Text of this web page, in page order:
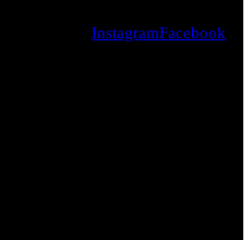
InstagramFacebook